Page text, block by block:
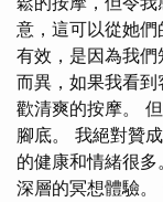
意，這可以從她們
有效，是因為我
而異，如果我看
歡清爽的按摩。
腳底。 我絕對贊
的健康和情緒很
深層的冥想體驗。